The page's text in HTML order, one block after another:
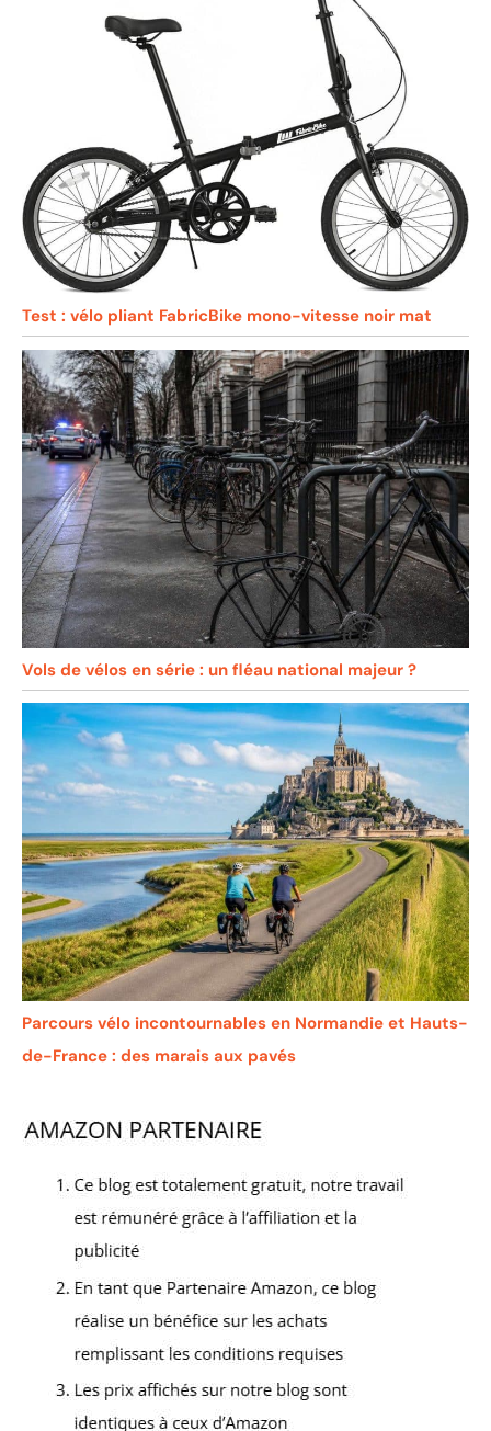
Test : vélo pliant FabricBike mono-vitesse noir mat
Vols de vélos en série : un fléau national majeur ?
Parcours vélo incontournables en Normandie et Hauts-
de-France : des marais aux pavés